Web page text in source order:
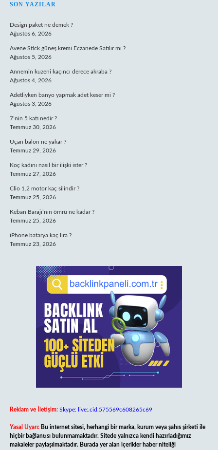
SIDEBAR
SON YAZILAR
Design paket ne demek ?
Ağustos 6, 2026
Avene Stick güneş kremi Eczanede Satılır mı ?
Ağustos 5, 2026
Annemin kuzeni kaçıncı derece akraba ?
Ağustos 4, 2026
Adetliyken banyo yapmak adet keser mi ?
Ağustos 3, 2026
7’nin 5 katı nedir ?
Temmuz 30, 2026
Uçan balon ne yakar ?
Temmuz 29, 2026
Koç kadını nasıl bir ilişki ister ?
Temmuz 27, 2026
Clio 1.2 motor kaç silindir ?
Temmuz 25, 2026
Keban Barajı’nın ömrü ne kadar ?
Temmuz 25, 2026
iPhone batarya kaç lira ?
Temmuz 23, 2026
Reklam ve İletişim: Skype: live:.cid.575569c608265c69
Yasal Uyarı: Bu internet sitesi, herhangi bir marka, kurum veya şahıs şirketi ile
hiçbir bağlantısı bulunmamaktadır. Sitede yalnızca kendi hazırladığımız
makaleler paylaşılmaktadır. Burada yer alan içerikler haber niteliği